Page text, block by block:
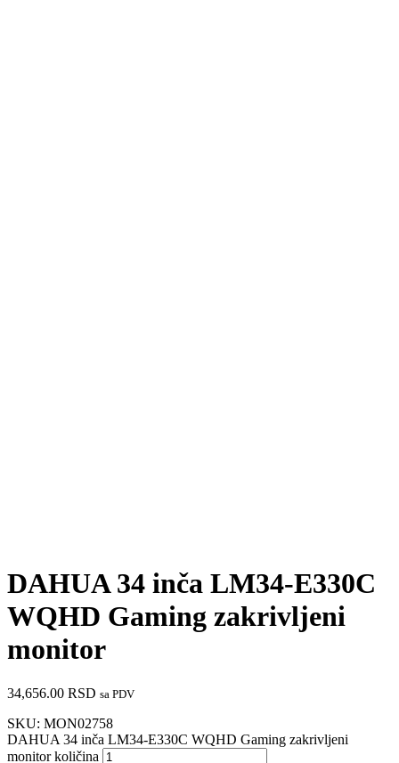
DAHUA 34 inča LM34-E330C
WQHD Gaming zakrivljeni
monitor
34,656.00 RSD sa PDV
SKU: MON02758
DAHUA 34 inča LM34-E330C WQHD Gaming zakrivljeni
monitor količina